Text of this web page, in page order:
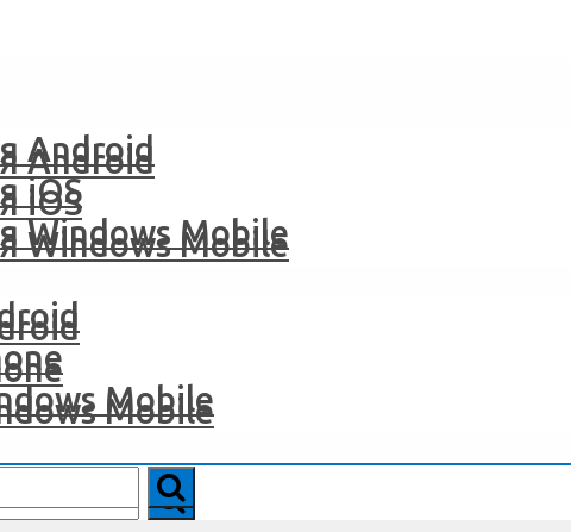
Android
iOS
Windows Mobile
Mobile
Android
iOS
Windows Mobile
Mobile